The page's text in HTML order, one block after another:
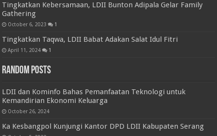
Tingkatkan Kebersamaan, LDII Bunton Adipala Gelar Family
Gathering
October 6, 2023 1
Tingkatkan Taqwa, LDII Babat Adakan Salat Idul Fitri
April 11, 2024 1
Random Posts
LDII dan Kominfo Bahas Pemanfaatan Teknologi untuk
Kemandirian Ekonomi Keluarga
October 26, 2024
Ka Kesbangpol Kunjungi Kantor DPD LDII Kabupaten Serang